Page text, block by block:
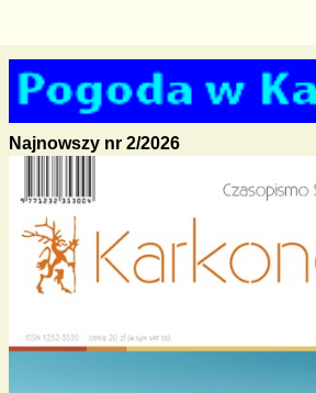
Najnowszy nr 2/2026